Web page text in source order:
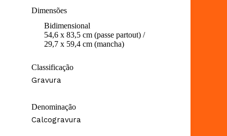
Dimensões
Bidimensional
54,6 x 83,5 cm (passe partout) /
29,7 x 59,4 cm (mancha)
Classificação
Gravura
Denominação
Calcogravura